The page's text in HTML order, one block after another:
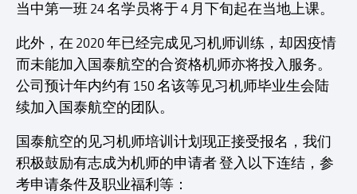
当中第一班 24 名学员将于 4 月下旬起在当地上课。
此外，在 2020 年已经完成见习机师训练，却因疫情
而未能加入国泰航空的合资格机师亦将投入服务。
公司预计年内约有 150 名该等见习机师毕业生会陆
续加入国泰航空的团队。
国泰航空的见习机师培训计划现正接受报名，我们
积极鼓励有志成为机师的申请者 登入以下连结，参
考申请条件及职业福利等：